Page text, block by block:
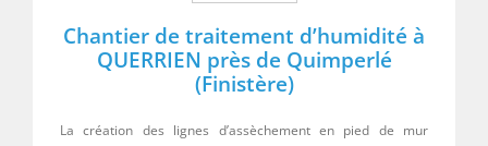
Chantier de traitement d’humidité à
QUERRIEN près de Quimperlé
(Finistère)
La création des lignes d’assèchement en pied de mur